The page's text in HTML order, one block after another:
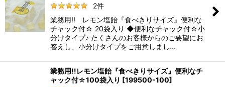
2件
業務用!! レモン塩飴『食べきりサイズ』便利な
チャック付☆ 20袋入り ◆便利なチャック付☆小
分けタイプ♪ たくさんのお客様からのご要望にお
答えし、小分けタイプをご用意しまし…
業務用!!レモン塩飴『食べきりサイズ』便利なチ
ャック付☆100袋入り [199500-100]